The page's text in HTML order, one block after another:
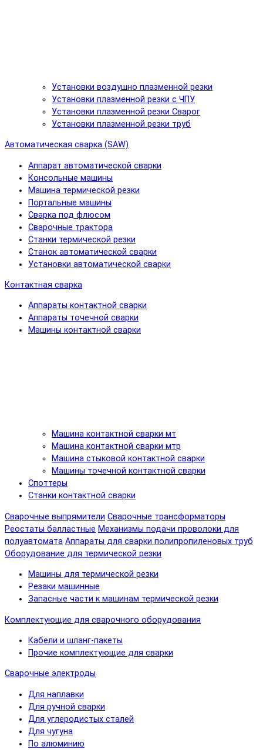
Установки воздушно плазменной резки
Установки плазменной резки с ЧПУ
Установки плазменной резки Сварог
Установки плазменной резки труб
Автоматическая сварка (SAW)
Аппарат автоматической сварки
Консольные машины
Машина термической резки
Портальные машины
Сварка под флюсом
Сварочные трактора
Станки термической резки
Станок автоматической сварки
Установки автоматической сварки
Контактная сварка
Аппараты контактной сварки
Аппараты точечной сварки
Машины контактной сварки
Машина контактной сварки мт
Машина контактной сварки мтр
Машина стыковой контактной сварки
Машины точечной контактной сварки
Споттеры
Станки контактной сварки
Сварочные выпрямители Сварочные трансформаторы
Реостаты балластные Механизмы подачи проволоки для
полуавтомата Аппараты для сварки полипропиленовых труб
Оборудование для термической резки
Машины для термической резки
Резаки машинные
Запасные части к машинам термической резки
Комплектующие для сварочного оборудования
Кабели и шланг-пакеты
Прочие комплектующие для сварки
Сварочные электроды
Для наплавки
Для ручной сварки
Для углеродистых сталей
Для чугуна
По алюминию